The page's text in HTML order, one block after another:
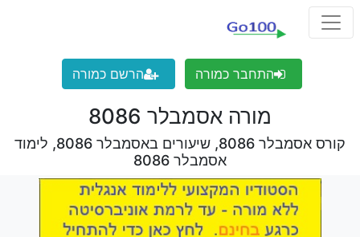
התחבר כמורה הרשם כמורה
מורה אסמבלר 8086
קורס אסמבלר 8086, שיעורים באסמבלר 8086, לימוד
אסמבלר 8086